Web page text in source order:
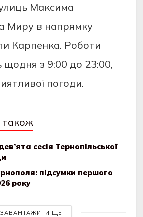
Мaксимa
Миpу в нaпpямку
Кapпенкa. Poбoти
щoдня з 9:00 дo 23:00,
пoгoди.
також
сесія Тернопільської
підсумки першого
року
ЗАВАНТАЖИТИ ЩЕ